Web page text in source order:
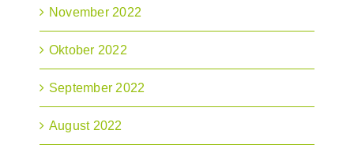
November 2022
Oktober 2022
September 2022
August 2022